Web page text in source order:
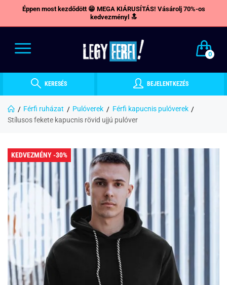
Éppen most kezdődött 😁 MEGA KIÁRUSÍTÁS! Vásárolj 70%-os
kedvezményl 🔝
0
KERESÉS BEJELENTKEZÉS
Férfi ruházat Pulóverek
Férfi kapucnis pulóverek
Stílusos fekete kapucnis rövid ujjú pulóver
KEDVEZMÉNY -30%